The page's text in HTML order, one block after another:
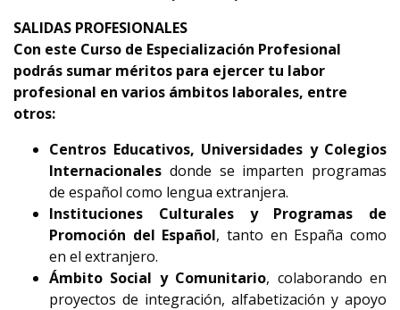
SALIDAS PROFESIONALES
Con este Curso de Especialización Profesional
podrás sumar méritos para ejercer tu labor
profesional en varios ámbitos laborales, entre
otros:
Centros Educativos, Universidades y Colegios
Internacionales donde se imparten programas
de español como lengua extranjera.
Instituciones Culturales y Programas de
Promoción del Español, tanto en España como
en el extranjero.
Ámbito Social y Comunitario, colaborando en
proyectos de integración, alfabetización y apoyo